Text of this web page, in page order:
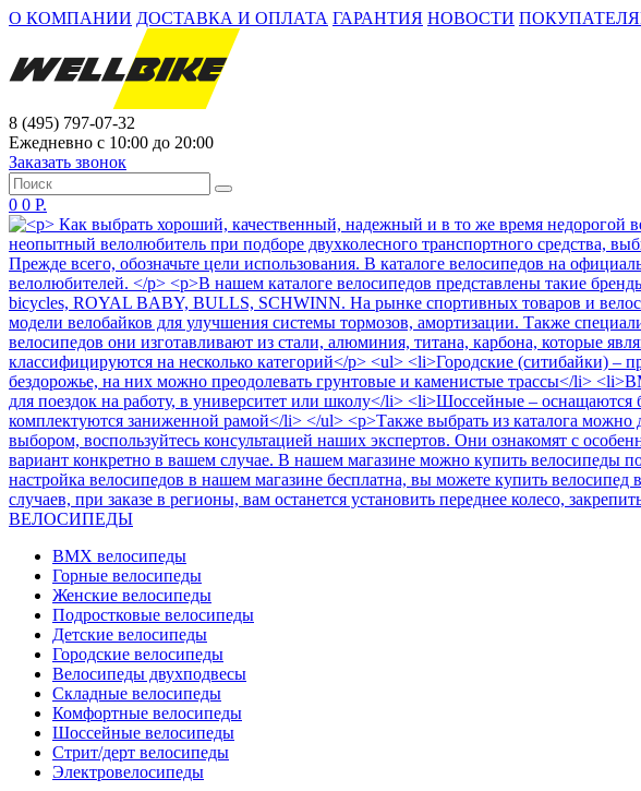
О КОМПАНИИ ДОСТАВКА И ОПЛАТА ГАРАНТИЯ НОВОСТИ
8 (495) 797-07-32
Ежедневно с 10:00 до 20:00
Заказать звонок
0 0 Р.
ВЕЛОСИПЕДЫ
BMX велосипеды
Горные велосипеды
Женские велосипеды
Подростковые велосипеды
Детские велосипеды
Городские велосипеды
Велосипеды двухподвесы
Складные велосипеды
Комфортные велосипеды
Шоссейные велосипеды
Стрит/дерт велосипеды
Электровелосипеды